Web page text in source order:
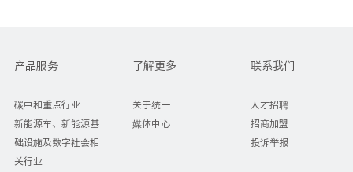
产品服务
碳中和重点行业
新能源车、新能源基
础设施及数字社会相
关行业
了解更多
关于统一
媒体中心
联系我们
人才招聘
招商加盟
投诉举报